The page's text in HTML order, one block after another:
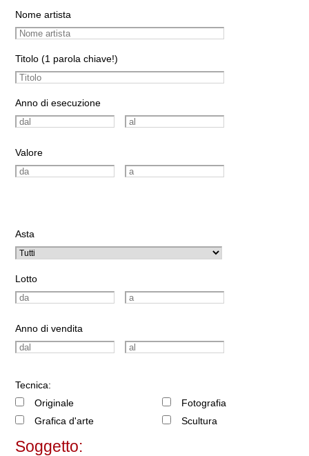
Nome artista
Titolo (1 parola chiave!)
Anno di esecuzione
Valore
Asta
Lotto
Anno di vendita
Tecnica:
Originale
Grafica d'arte
Fotografia
Scultura
Soggetto: